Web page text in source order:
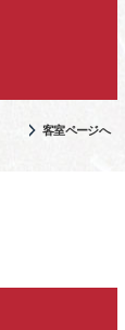
客室ページへ